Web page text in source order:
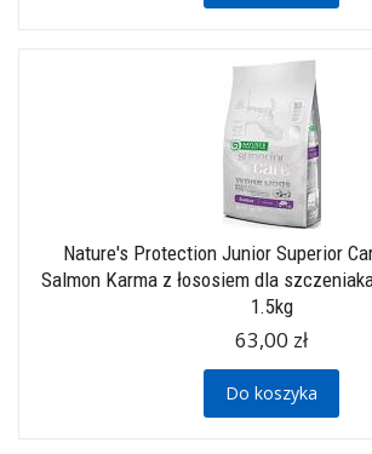
Nature's Protection Junior Superior
Salmon Karma z łososiem dla
1.5kg
63,00 zł
Do koszyka